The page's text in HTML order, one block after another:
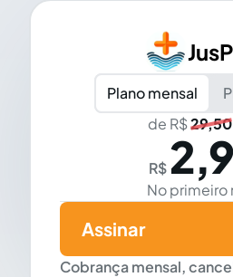
Plano mensal
de R$29,50
R$
No primeiro
Cobrança mensal,
Assinar